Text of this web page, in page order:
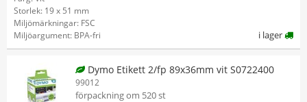
Storlek: 19 x 51 mm
Miljömärkningar: FSC
Miljöargument: BPA-fri
i lager
Dymo Etikett 2/fp 89x36mm vit S0722400
99012
förpackning om 520 st